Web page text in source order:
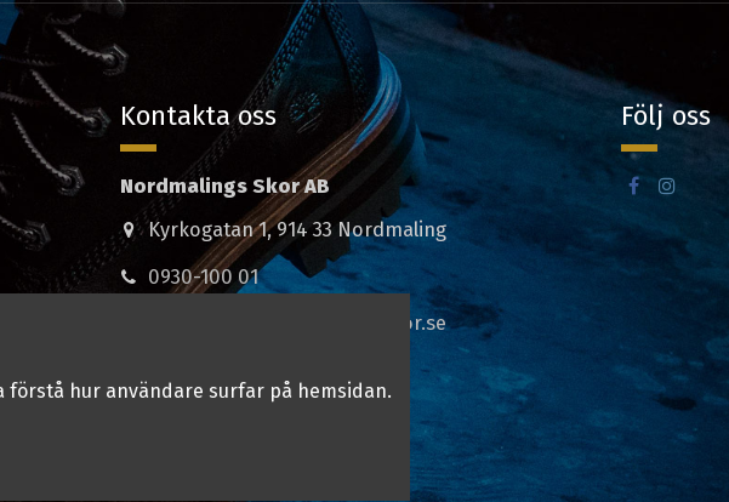
Kontakta oss
Nordmalings Skor AB
Kyrkogatan 1, 914 33 Nordmaling
0930-100 01
madeleine@nordmalingsskor.se
Följ oss
hur användare surfar på hemsidan.